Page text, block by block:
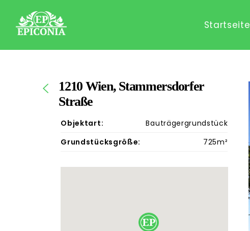
Startseite
1210 Wien, Stammersdorfer
Straße
Objektart:
Bauträgergrundstück
Grundstücksgröße:
725m²